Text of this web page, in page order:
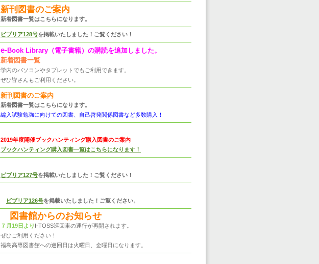
新刊図書のご案内
新着図書一覧はこちらになります。
ビブリア128号を掲載いたしました！ご覧ください！
e-Book Library（電子書籍）の購読を追加しました。
新着図書一覧
学内のパソコンやタブレットでもご利用できます。
ぜひ皆さんもご利用ください。
新刊図書のご案内
新着図書一覧はこちらになります。
編入試験勉強に向けての図書、自己啓発関係図書など多数購入！
2019年度開催ブックハンティング購入図書のご案内
ブックハンティング購入図書一覧はこちらになります！
ビブリア127号を掲載いたしました！ご覧ください！
ビブリア126号を掲載いたしました！ご覧ください。
図書館からのお知らせ
７月19日より I-TOSS巡回車の運行が再開されます。
ぜひご利用ください！
福島高専図書館への巡回日は火曜日、金曜日になります。